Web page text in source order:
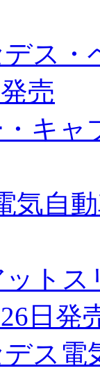
ス
売
キャ
自
トス
日発
ス電